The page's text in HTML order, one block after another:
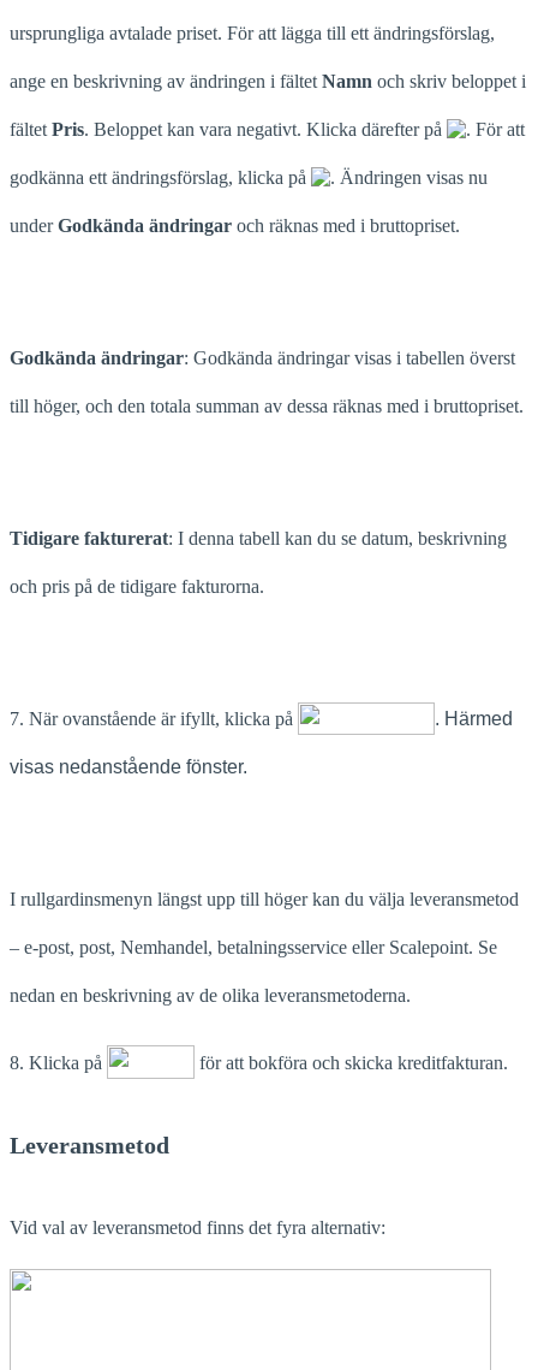
ursprungliga avtalade priset. För att lägga till ett ändringsförslag,
ange en beskrivning av ändringen i fältet Namn och skriv beloppet i
fältet Pris. Beloppet kan vara negativt. Klicka därefter på . För att
godkänna ett ändringsförslag, klicka på . Ändringen visas nu
underGodkända ändringar och räknas med i bruttopriset.
Godkända ändringar: Godkända ändringar visas i tabellen överst
till höger, och den totala summan av dessa räknas med i bruttopriset.
Tidigare fakturerat: I denna tabell kan du se datum, beskrivning
och pris på de tidigare fakturorna.
7. När ovanstående är ifyllt, klicka på . Härmed
visas nedanstående fönster.
I rullgardinsmenyn längst upp till höger kan du välja leveransmetod
– e-post, post, Nemhandel, betalningsservice eller Scalepoint. Se
nedan en beskrivning av de olika leveransmetoderna.
8. Klicka på för att bokföra och skicka kreditfakturan.
Leveransmetod
Vid val av leveransmetod finns det fyra alternativ: